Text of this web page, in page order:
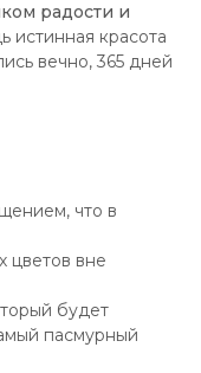
радости и
истинная красота
вечно, 365 дней
что в
цветов вне
будет
пасмурный